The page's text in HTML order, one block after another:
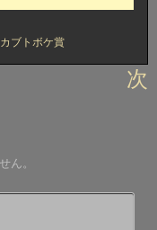
カブトボケ賞
次
ん。